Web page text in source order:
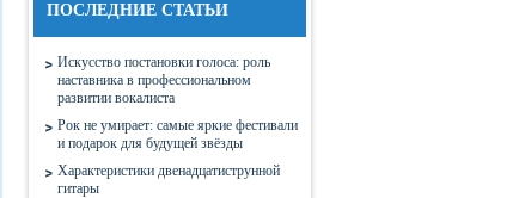
ПОСЛЕДНИЕ СТАТЬИ
Искусство постановки голоса: роль
наставника в профессиональном
развитии вокалиста
Рок не умирает: самые яркие фестивали
и подарок для будущей звёзды
Характеристики двенадцатиструнной
гитары